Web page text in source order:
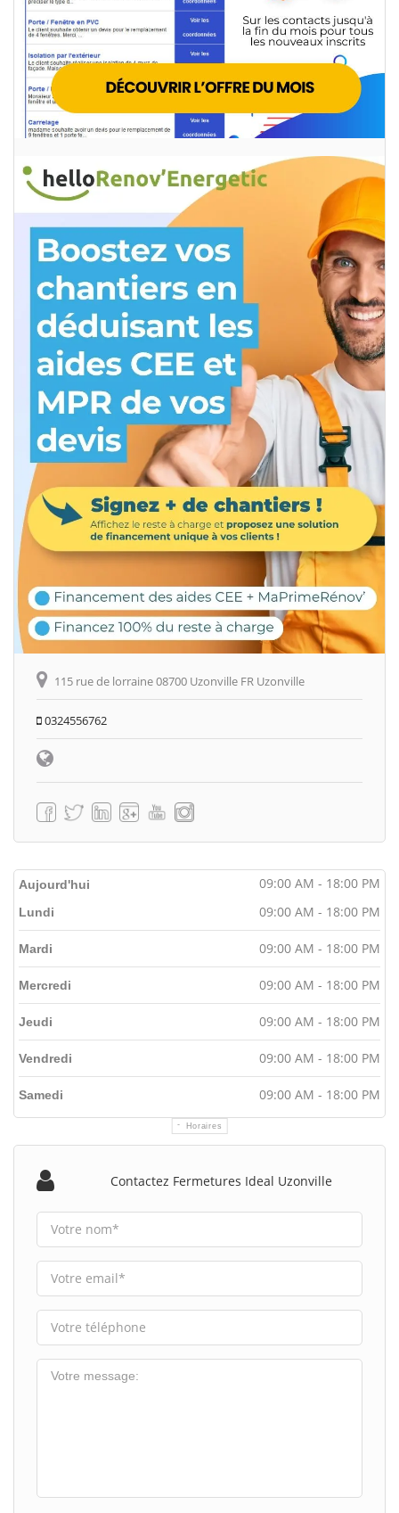
115 rue de lorraine 08700 Uzonville FR Uzonville
0324556762
Aujourd'hui 09:00 AM - 18:00 PM
Horaires
Lundi 09:00 AM - 18:00 PM
Mardi 09:00 AM - 18:00 PM
Mercredi 09:00 AM - 18:00 PM
Jeudi 09:00 AM - 18:00 PM
Vendredi 09:00 AM - 18:00 PM
Samedi 09:00 AM - 18:00 PM
Contactez Fermetures Ideal Uzonville